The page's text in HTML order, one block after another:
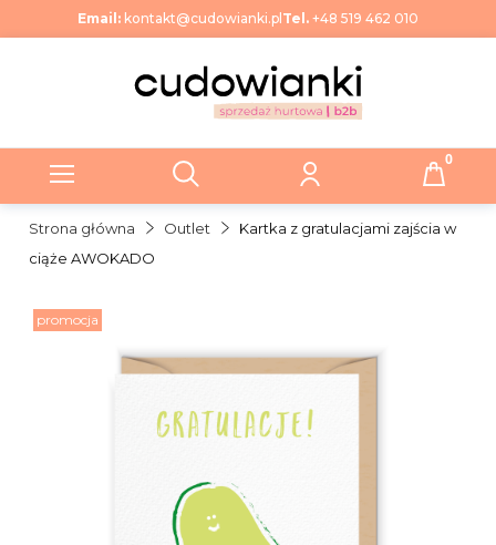
Email: kontakt@cudowianki.pl Tel. +48 519 462 010
Strona główna Outlet
Kartka z gratulacjami zajścia w
ciąże AWOKADO
promocja